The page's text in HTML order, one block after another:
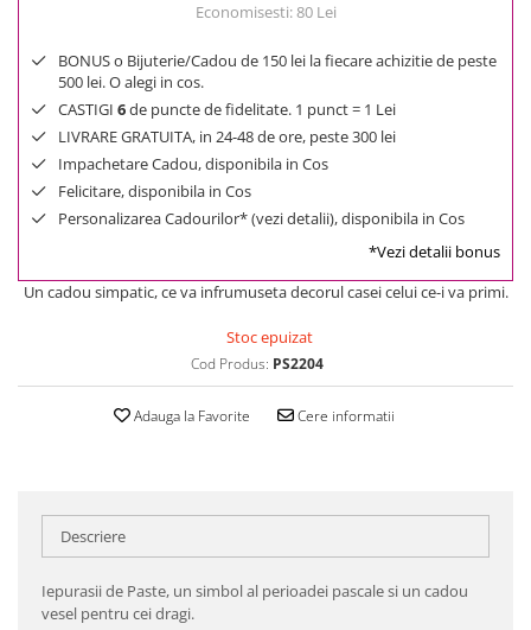
Economisesti:80 Lei
BONUS o Bijuterie/Cadou de 150 lei la fiecare achizitie de peste
500 lei. O alegi in cos.
CASTIGI 6de puncte de fidelitate. 1 punct = 1 Lei
LIVRARE GRATUITA, in 24-48 de ore, peste 300 lei
Impachetare Cadou, disponibila in Cos
Felicitare, disponibila in Cos
Personalizarea Cadourilor* (vezi detalii), disponibila in Cos
*Vezi detalii bonus
Un cadou simpatic, ce va infrumuseta decorul casei celui ce-i va primi.
Stoc epuizat
Cod Produs: PS2204
Adauga la Favorite Cere informatii
Descriere
Iepurasii de Paste, un simbol al perioadei pascale si un cadou
vesel pentru cei dragi.